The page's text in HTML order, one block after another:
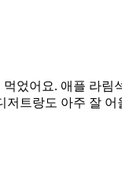
었어요. 애플 라
저트랑도 아주 잘 어